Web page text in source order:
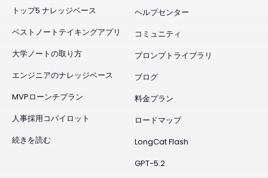
トップ5 ナレッジベース
ベストノートテイキングアプリ
大学ノートの取り方
エンジニアのナレッジベース
MVPローンチプラン
人事採用コパイロット
続きを読む
ヘルプセンター
コミュニティ
プロンプトライブラリ
ブログ
料金プラン
ロードマップ
LongCat Flash
GPT-5.2